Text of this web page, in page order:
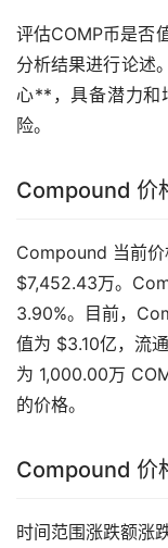
评估COMP币是否
分析结果进行论述
心**，具备潜力和
险。
Compound 价
Compound 当前
$7,452.43万。
3.90%。目前，
值为 $3.10亿，流
为 1,000.00万
的价格。
Compound 价
时间范围涨跌额涨